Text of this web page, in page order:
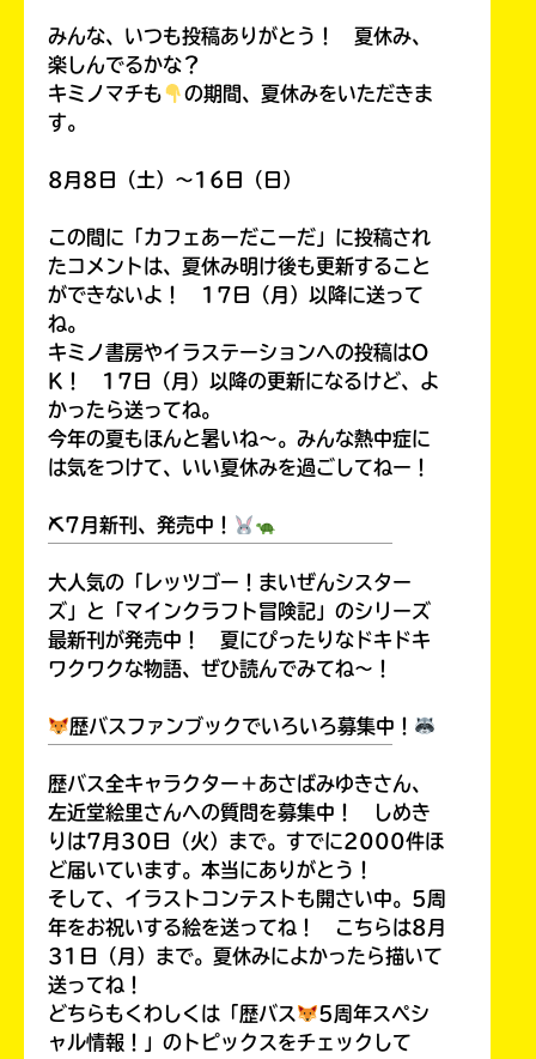
みんな、いつも投稿ありがとう！ 夏休み、
楽しんでるかな？
キミノマチも
の期間、夏休みをいただきま
す。
8月8日（土）～16日（日）
この間に「カフェあーだこーだ」に投稿され
たコメントは、夏休み明け後も更新すること
ができないよ！ 17日（月）以降に送って
ね。
キミノ書房やイラステーションへの投稿はO
K！ 17日（月）以降の更新になるけど、よ
かったら送ってね。
今年の夏もほんと暑いね～。みんな熱中症に
は気をつけて、いい夏休みを過ごしてねー！
⛏7月新刊、発売中！
大人気の「レッツゴー！まいぜんシスター
ズ」と「マインクラフト冒険記」のシリーズ
最新刊が発売中！ 夏にぴったりなドキドキ
ワクワクな物語、ぜひ読んでみてね～！
歴バスファンブックでいろいろ募集中！
歴バス全キャラクター＋あさばみゆきさん、
左近堂絵里さんへの質問を募集中！ しめき
りは7月30日（火）まで。すでに2000件ほ
ど届いています。本当にありがとう！
そして、イラストコンテストも開さい中。5周
年をお祝いする絵を送ってね！ こちらは8月
31日（月）まで。夏休みによかったら描いて
送ってね！
どちらもくわしくは「歴バス
5周年スペシ
ャル情報！」のトピックスをチェックして